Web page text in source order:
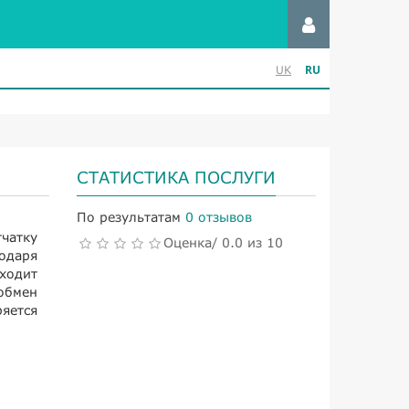
UK RU
СТАТИСТИКА ПОСЛУГИ
По результатам 0 отзывов
Оценка/ 0.0 из 10